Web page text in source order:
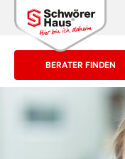
BERATER FINDEN